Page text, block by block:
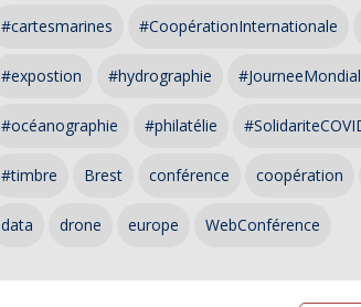
#cartesmarines #CoopérationInternationale
#expostion #hydrographie
#océanographie #philatélie
#timbre Brest conférence coopération
data drone europe WebConférence